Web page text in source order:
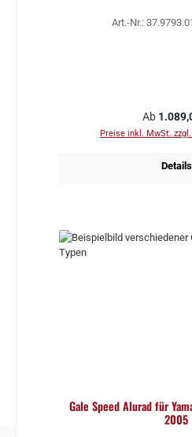
Art.-Nr.:
Regulärer
Ab
Preise inkl. MwSt.
Details
Gale Speed Alurad für
2005